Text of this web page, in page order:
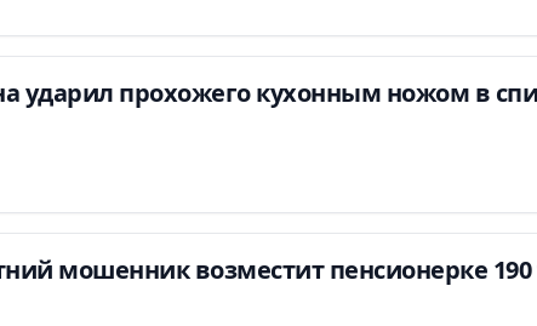
ударил прохожего кухонным ножом в
мошенник возместит пенсионерке